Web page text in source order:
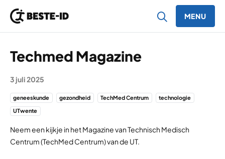
MENU
Techmed Magazine
3 juli 2025
geneeskunde gezondheid TechMed Centrum technologie
UTwente
Neem een kijkje in het Magazine van Technisch Medisch
Centrum (TechMed Centrum) van de UT.